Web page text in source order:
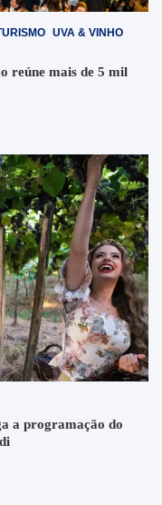
UVA & VINHO
reúne mais de 5 mil
a programação do